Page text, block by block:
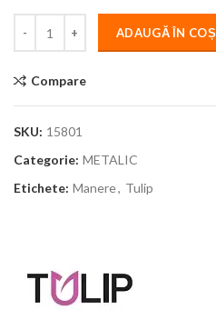
ADAUGĂ ÎN COȘ
Compare
SKU: 15801
Categorie: METALIC
Etichete: Manere, Tulip